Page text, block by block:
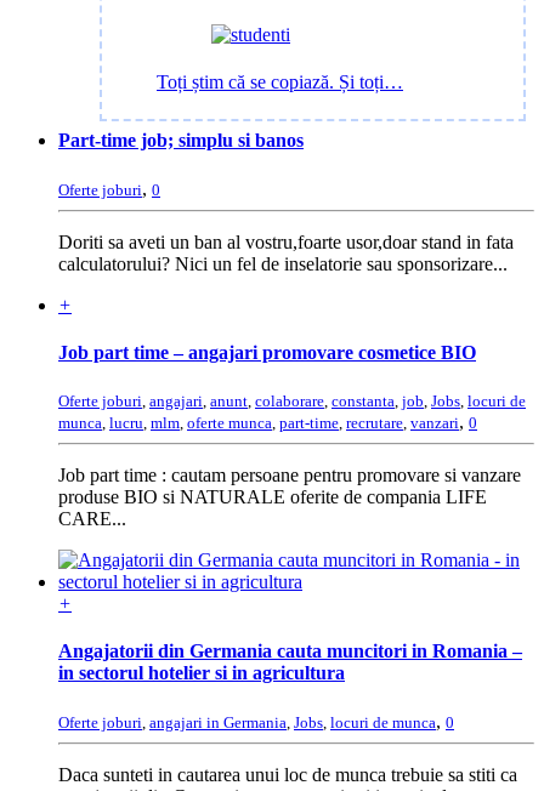
Toți știm că se copiază. Și toți…
Part-time job; simplu si banos
Oferte joburi, 0
Doriti sa aveti un ban al vostru,foarte usor,doar stand in fata
calculatorului? Nici un fel de inselatorie sau sponsorizare...
+
Job part time – angajari promovare cosmetice BIO
Oferte joburi, angajari, anunt, colaborare, constanta, job, Jobs, locuri de
munca, lucru, mlm, oferte munca, part-time, recrutare, vanzari, 0
Job part time : cautam persoane pentru promovare si vanzare
produse BIO si NATURALE oferite de compania LIFE
CARE...
+
Angajatorii din Germania cauta muncitori in Romania –
in sectorul hotelier si in agricultura
Oferte joburi angajari in Germania Jobs locuri de munca, 0
Daca sunteti in cautarea unui loc de munca trebuie sa stiti ca